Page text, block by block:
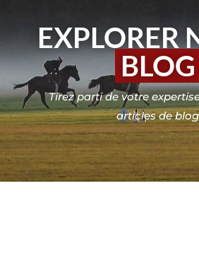
EXPLORER
BLOG
Tirez parti de votre
articles de blog